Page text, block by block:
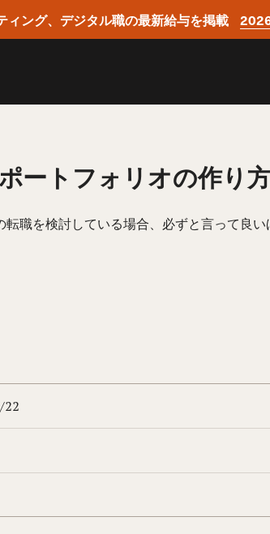
ィング、デジタル職の最新給与を掲載
ートフォリオの作り
転職を検討している場合、必ずと言って良い
22